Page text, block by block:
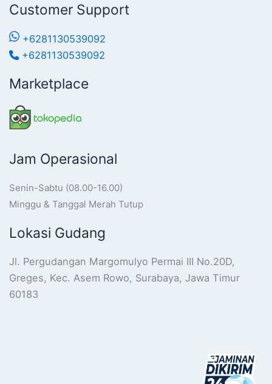
Customer Support
+6281130539092
+6281130539092
Marketplace
Jam Operasional
Senin-Sabtu (08.00-16.00)
Minggu & Tanggal Merah Tutup
Lokasi Gudang
Jl. Pergudangan Margomulyo Permai III No.20D,
Greges, Kec. Asem Rowo, Surabaya, Jawa Timur
60183